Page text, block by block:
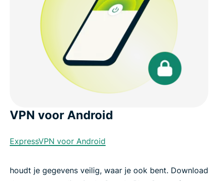
VPN voor Android
ExpressVPN voor Android
houdt je gegevens veilig, waar je ook bent. Download